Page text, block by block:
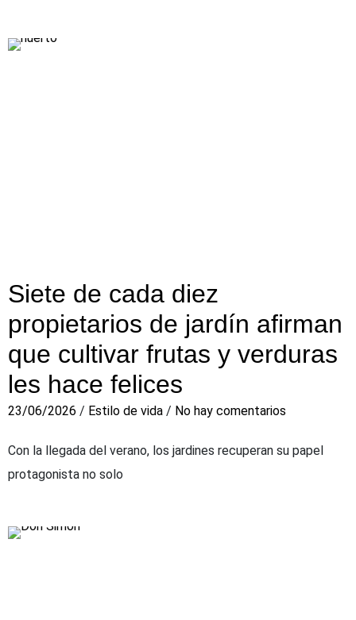
Siete de cada diez
propietarios de jardín afirman
que cultivar frutas y verduras
les hace felices
23/06/2026 / Estilo de vida / No hay comentarios
Con la llegada del verano, los jardines recuperan su papel
protagonista no solo